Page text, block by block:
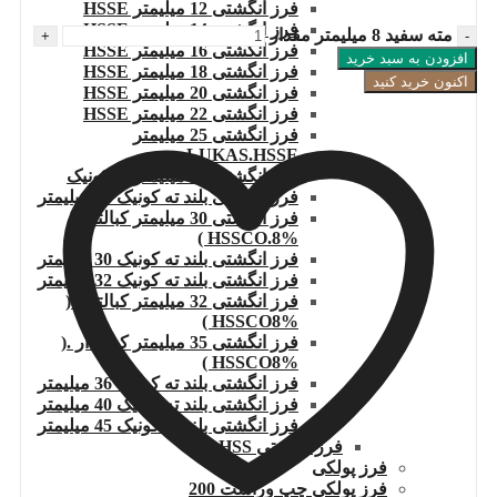
فرز انگشتی 12 میلیمتر HSSE
فرز انگشتی 14 میلیمتر HSSE
فرز انگشتی 16 میلیمتر HSSE
فرز انگشتی 18 میلیمتر HSSE
فرز انگشتی 20 میلیمتر HSSE
فرز انگشتی 22 میلیمتر HSSE
فرز انگشتی 25 میلیمتر
LUKAS.HSSE
فرز انگشتی 27 میلیمتر ته کونیک
فرز انگشتی بلند ته کونیک 28 میلیمتر
فرز انگشتی 30 میلیمتر کبالتدار(
HSSCO.8% )
فرز انگشتی بلند ته کونیک 30 میلیمتر
فرز انگشتی بلند ته کونیک 32 میلیمتر
فرز انگشتی 32 میلیمتر کبالتدار (
HSSCO8% )
فرز انگشتی 35 میلیمتر کبالتدار .(
HSSCO8% )
فرز انگشتی بلند ته کونیک 36 میلیمتر
فرز انگشتی بلند ته کونیک 40 میلیمتر
فرز انگشتی بلند ته کونیک 45 میلیمتر
فرز انگشتی HSS
فرز پولکی
فرز پولکی چپ وراست 200
مته سفید 8 میلیمتر مقدار
افزودن به سبد خرید
اکنون خرید کنید